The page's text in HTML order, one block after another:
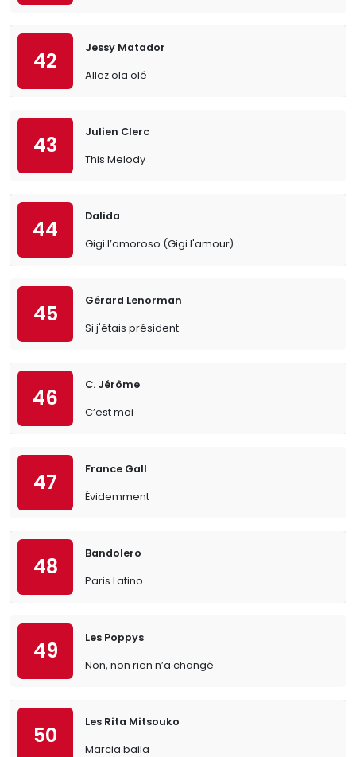
42
Jessy Matador
Allez ola olé
43
Julien Clerc
This Melody
44
Dalida
Gigi l’amoroso (Gigi l'amour)
45
Gérard Lenorman
Si j'étais président
46
C. Jérôme
C’est moi
47
France Gall
Évidemment
48
Bandolero
Paris Latino
49
Les Poppys
Non, non rien n’a changé
50
Les Rita Mitsouko
Marcia baila